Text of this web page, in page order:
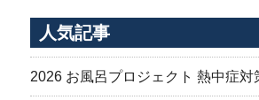
人気記事
2026 お風呂プロジェクト 熱中症対